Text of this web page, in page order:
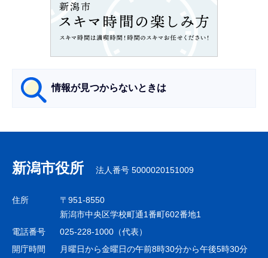
情報が見つからないときは
ナ
ビ
ゲ
シ
ョ
新潟市役所 法人番号 5000020151009
住所
〒951-8550
新潟市中央区学校町通1番町602番地1
電話番号
025-228-1000（代表）
開庁時間
月曜日から金曜日の午前8時30分から午後5時30分